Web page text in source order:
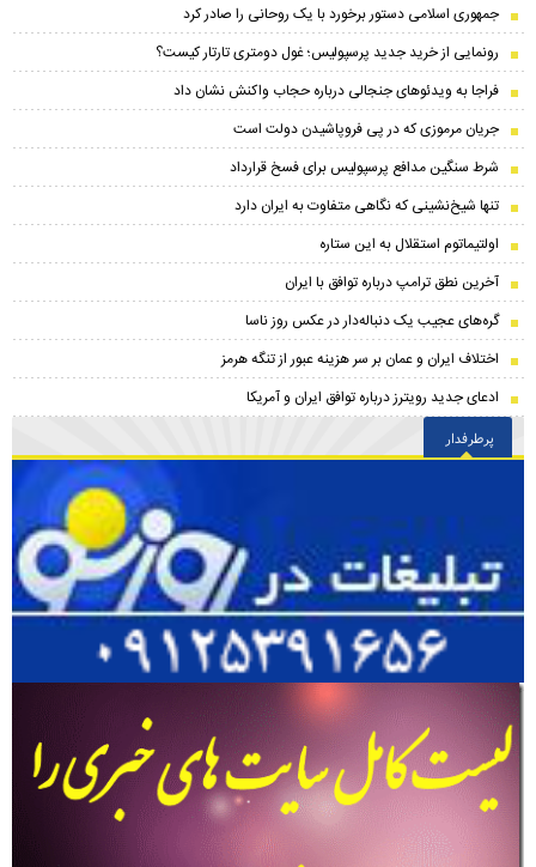
جمهوری اسلامی دستور برخورد با یک روحانی را صادر کرد
رونمایی از خرید جدید پرسپولیس؛ غول دومتری تارتار کیست؟
فراجا به ویدئوهای جنجالی درباره حجاب واکنش نشان داد
جریان مرموزی که در پی فروپاشیدن دولت است
شرط سنگین مدافع پرسپولیس برای فسخ قرارداد
تنها شیخ‌نشینی که نگاهی متفاوت به ایران دارد
اولتیماتوم استقلال به این ستاره
آخرین نطق ترامپ درباره توافق با ایران
گره‌های عجیب یک دنباله‌دار در عکس روز ناسا
اختلاف ایران و عمان بر سر هزینه عبور از تنگه هرمز
ادعای جدید رویترز درباره توافق ایران و آمریکا
پرطرفدار